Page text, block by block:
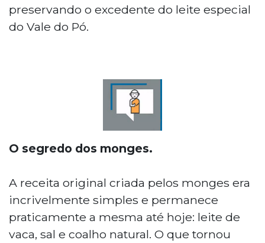
preservando o excedente do leite especial
do Vale do Pó.
O segredo dos monges.
A receita original criada pelos monges era
incrivelmente simples e permanece
praticamente a mesma até hoje: leite de
vaca, sal e coalho natural. O que tornou